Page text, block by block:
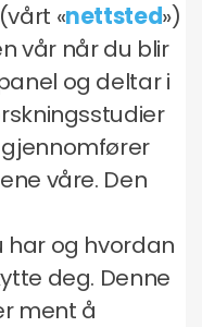
(vårt «nettsted»)
vår når du blir
og deltar i
våre. Den
og hvordan
deg. Denne
ment å